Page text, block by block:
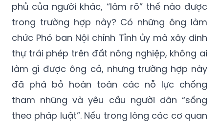
phủ của người khác, “làm rõ” thế nào được
trong trường hợp này? Có những ông làm
chức Phó ban Nội chính Tỉnh ủy mà xây dinh
thự trái phép trên đất nông nghiệp, không ai
làm gì được ông cả, nhưng trường hợp này
đã phá bỏ hoàn toàn các nỗ lực chống
tham nhũng và yêu cầu người dân “sống
theo pháp luật”. Nếu trong lòng các cơ quan